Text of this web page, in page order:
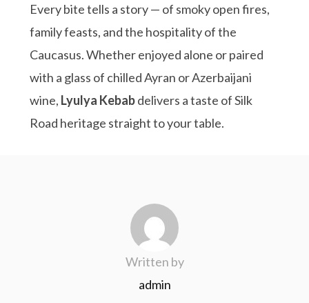
Every bite tells a story — of smoky open fires,
family feasts, and the hospitality of the
Caucasus. Whether enjoyed alone or paired
with a glass of chilled Ayran or Azerbaijani
wine, Lyulya Kebabdelivers a taste of Silk
Road heritage straight to your table.
Written by
admin